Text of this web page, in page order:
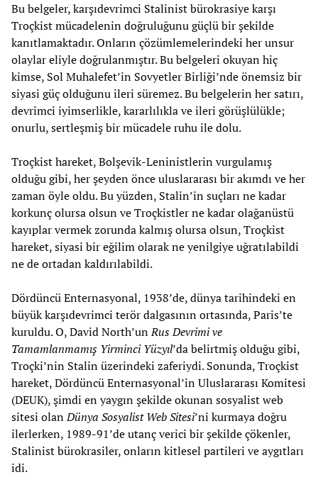
Bu belgeler, karşıdevrimci Stalinist bürokrasiye karşı
Troçkist mücadelenin doğruluğunu güçlü bir şekilde
kanıtlamaktadır. Onların çözümlemelerindeki her unsur
olaylar eliyle doğrulanmıştır. Bu belgeleri okuyan hiç
kimse, Sol Muhalefet’in Sovyetler Birliği’nde önemsiz bir
siyasi güç olduğunu ileri süremez. Bu belgelerin her satırı,
devrimci iyimserlikle, kararlılıkla ve ileri görüşlülükle;
onurlu, sertleşmiş bir mücadele ruhu ile dolu.
Troçkist hareket, Bolşevik-Leninistlerin vurgulamış
olduğu gibi, her şeyden önce uluslararası bir akımdı ve her
zaman öyle oldu. Bu yüzden, Stalin’in suçları ne kadar
korkunç olursa olsun ve Troçkistler ne kadar olağanüstü
kayıplar vermek zorunda kalmış olursa olsun, Troçkist
hareket, siyasi bir eğilim olarak ne yenilgiye uğratılabildi
ne de ortadan kaldırılabildi.
Dördüncü Enternasyonal, 1938’de, dünya tarihindeki en
büyük karşıdevrimci terör dalgasının ortasında, Paris’te
kuruldu. O, David North’unRus Devrimi ve
Tamamlanmamış Yirminci Yüzyıl’da belirtmiş olduğu gibi,
Troçki’nin Stalin üzerindeki zaferiydi. Sonunda, Troçkist
hareket, Dördüncü Enternasyonal’in Uluslararası Komitesi
(DEUK), şimdi en yaygın şekilde okunan sosyalist web
sitesi olanDünya Sosyalist Web Sitesi’ni kurmaya doğru
ilerlerken, 1989-91’de utanç verici bir şekilde çökenler,
Stalinist bürokrasiler, onların kitlesel partileri ve aygıtları
idi.